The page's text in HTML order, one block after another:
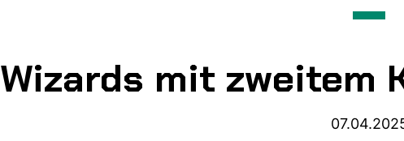
Wizards mit zweitem